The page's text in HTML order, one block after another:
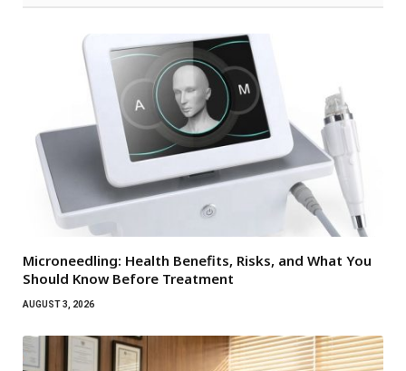
Microneedling: Health Benefits, Risks, and What You
Should Know Before Treatment
AUGUST 3, 2026